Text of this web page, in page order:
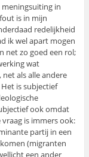
in
is in mijn
redelijkheid
ik wel apart mogen
net zo goed een rol;
wat
als alle andere
is subjectief
ook omdat
is immers ook:
partij in een
(migranten
een ander